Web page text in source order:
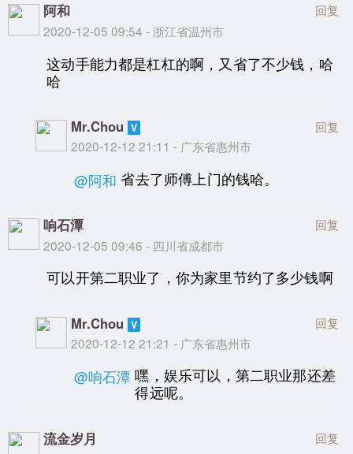
阿和
2020-12-05 09:54 - 浙江省温州市
回复
这动手能力都是杠杠的啊，又省了不少钱，哈
哈
Mr.Chou
2020-12-12 21:11 - 广东省惠州市
回复
@阿和 省去了师傅上门的钱哈。
响石潭
2020-12-05 09:46 - 四川省成都市
回复
可以开第二职业了，你为家里节约了多少钱啊
Mr.Chou
2020-12-12 21:21 - 广东省惠州市
回复
@响石潭 嘿，娱乐可以，第二职业那还差
得远呢。
流金岁月 回复